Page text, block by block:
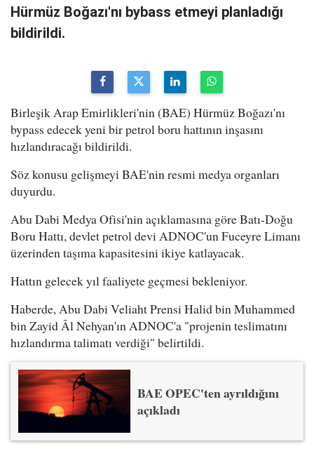
Hürmüz Boğazı'nı bybass etmeyi planladığı
bildirildi.
Birleşik Arap Emirlikleri'nin (BAE) Hürmüz Boğazı'nı
bypass edecek yeni bir petrol boru hattının inşasını
hızlandıracağı bildirildi.
Söz konusu gelişmeyi BAE'nin resmi medya organları
duyurdu.
Abu Dabi Medya Ofisi'nin açıklamasına göre Batı-Doğu
Boru Hattı, devlet petrol devi ADNOC'un Fuceyre Limanı
üzerinden taşıma kapasitesini ikiye katlayacak.
Hattın gelecek yıl faaliyete geçmesi bekleniyor.
Haberde, Abu Dabi Veliaht Prensi Halid bin Muhammed
bin Zayid Âl Nehyan'ın ADNOC'a "projenin teslimatını
hızlandırma talimatı verdiği" belirtildi.
BAE OPEC'ten ayrıldığını
açıkladı